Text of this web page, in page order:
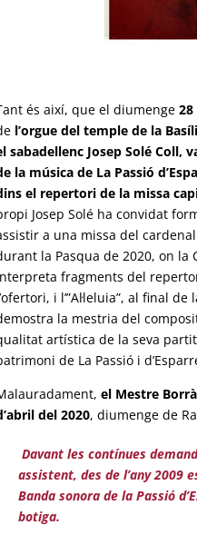
és així, que el diumenge
l’orgue del temple de la
sabadellenc Josep Solé Coll,
la música de La Passió
el repertori de la missa
Josep Solé ha convidat
a una missa del
la Pasqua de 2020, on la
fragments del
i l’”Al·leluia”, al final
la mestria del
artística de la seva
de La Passió i
el Mestre
del 2020, diumenge de
Davant les contínues
assistent, des de l’any 2009
Banda sonora de la Passió
botiga.